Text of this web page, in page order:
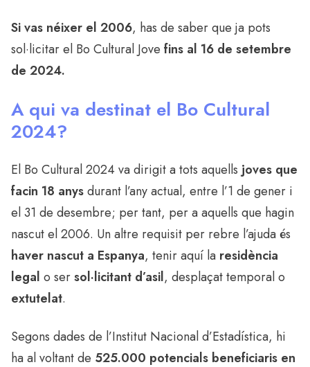
Si vas néixer el 2006, has de saber que ja pots
sol·licitar el Bo Cultural Jove fins al 16 de setembre
de 2024.
A qui va destinat el Bo Cultural
2024?
El Bo Cultural 2024 va dirigit a tots aquellsjoves que
facin 18 anysdurant l’any actual, entre l’1 de gener i
el 31 de desembre; per tant, per a aquells que hagin
nascut el 2006. Un altre requisit per rebre l’ajuda és
haver nascut a Espanya, tenir aquí la residència
legal o sersol·licitant d’asil, desplaçat temporal o
extutelat.
Segons dades de l’Institut Nacional d’Estadística, hi
ha al voltant de 525.000 potencials beneficiaris en